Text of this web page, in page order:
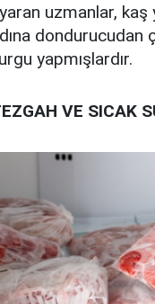
uzmanlar, kaş
dondurucudan
yapmışlardır.
VE SICAK